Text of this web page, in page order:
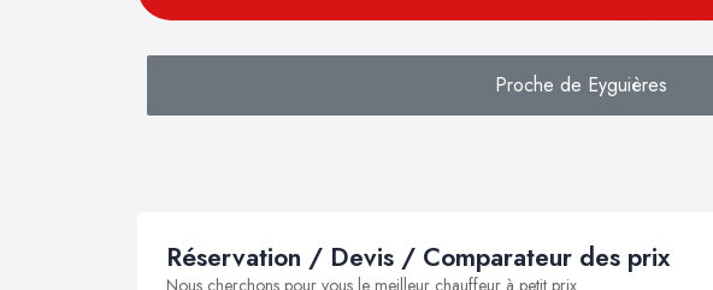
Proche de Eyguières
Réservation / Devis / Comparateur des prix